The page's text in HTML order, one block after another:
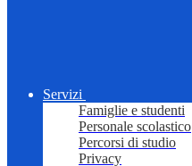
Servizi
Famiglie e studenti
Personale scolastico
Percorsi di studio
Privacy